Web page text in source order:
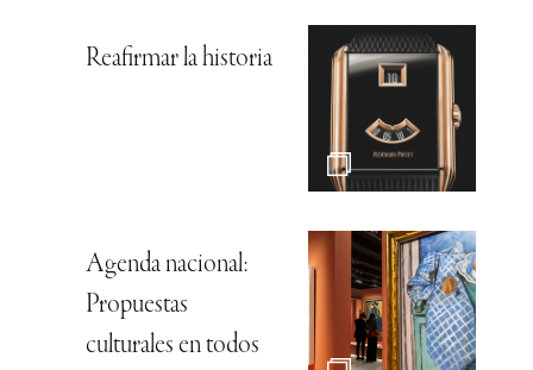
Reafirmar la historia
Agenda nacional:
Propuestas
culturales en todos